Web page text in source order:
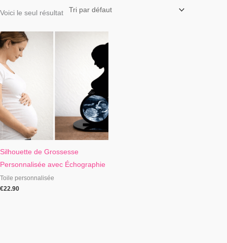
Voici le seul résultat
Silhouette de Grossesse
Personnalisée avec Échographie
Toile personnalisée
€22.90